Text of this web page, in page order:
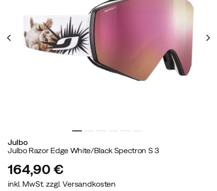
Julbo
Julbo Razor Edge White/Black Spectron S 3
164,90 €
inkl. MwSt. zzgl. Versandkosten